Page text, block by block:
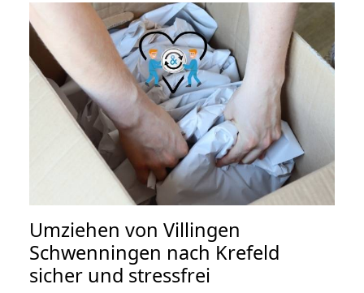
Umziehen von Villingen
Schwenningen nach Krefeld
sicher und stressfrei